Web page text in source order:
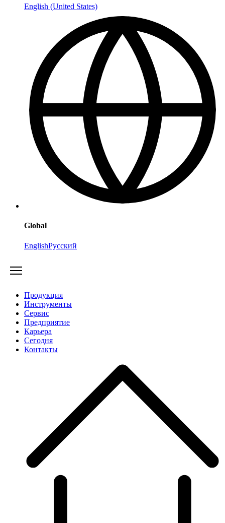
English (United States)
Global
EnglishРусский
Продукция
Инструменты
Сервис
Предприятие
Карьера
Cегодня
Контакты